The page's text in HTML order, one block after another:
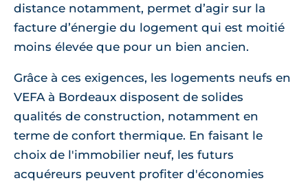
distance notamment, permet d’agir sur la
facture d’énergie du logement qui est moitié
moins élevée que pour un bien ancien.
Grâce à ces exigences, les logements neufs en
VEFA à Bordeaux disposent de solides
qualités de construction, notamment en
terme de confort thermique. En faisant le
choix de l'immobilier neuf, les futurs
acquéreurs peuvent profiter d'économies